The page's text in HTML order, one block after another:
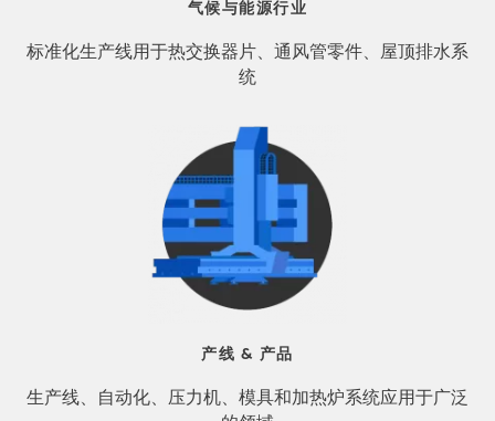
气候与能源行业
标准化生产线用于热交换器片、通风管零件、屋顶排水系
统
产线 & 产品
生产线、自动化、压力机、模具和加热炉系统应用于广泛